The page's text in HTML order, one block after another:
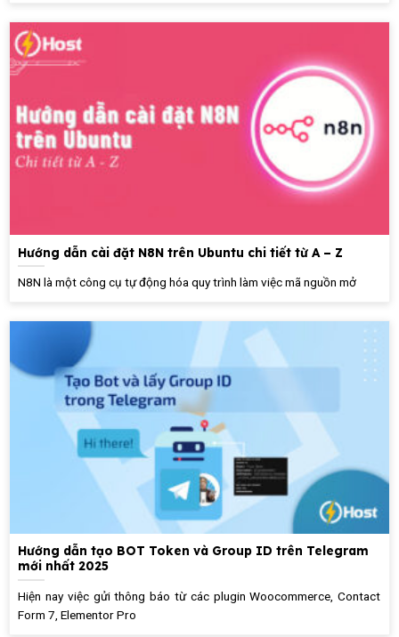
Hướng dẫn cài đặt N8N trên Ubuntu chi tiết từ A – Z
N8N là một công cụ tự động hóa quy trình làm việc mã nguồn mở
Hướng dẫn tạo BOT Token và Group ID trên Telegram
mới nhất 2025
Hiện nay việc gửi thông báo từ các plugin Woocommerce, Contact
Form 7, Elementor Pro